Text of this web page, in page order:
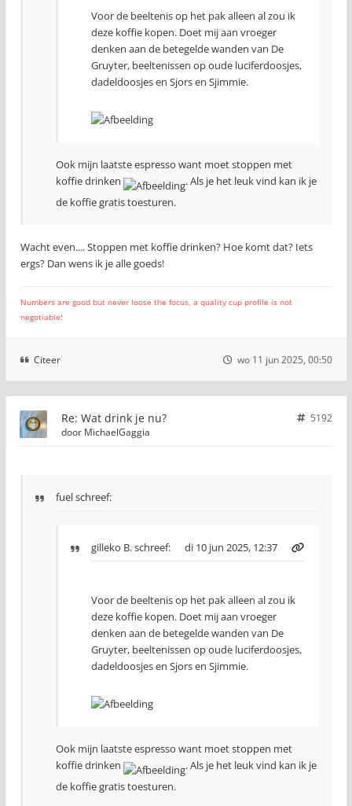
Voor de beeltenis op het pak alleen al zou ik
deze koffie kopen. Doet mij aan vroeger
denken aan de betegelde wanden van De
Gruyter, beeltenissen op oude luciferdoosjes,
dadeldoosjes en Sjors en Sjimmie.
Ook mijn laatste espresso want moet stoppen met
koffie drinken
. Als je het leuk vind kan ik je
de koffie gratis toesturen.
Wacht even.... Stoppen met koffie drinken? Hoe komt dat? Iets
ergs? Dan wens ik je alle goeds!
Numbers are good but never loose the focus, a quality cup profile is not
negotiable!
Citeer wo 11 jun 2025, 00:50
Re: Wat drink je nu?
5192
door MichaelGaggia
fuel schreef:
gilleko B.schreef: di 10 jun 2025, 12:37
Voor de beeltenis op het pak alleen al zou ik
deze koffie kopen. Doet mij aan vroeger
denken aan de betegelde wanden van De
Gruyter, beeltenissen op oude luciferdoosjes,
dadeldoosjes en Sjors en Sjimmie.
Ook mijn laatste espresso want moet stoppen met
koffie drinken
. Als je het leuk vind kan ik je
de koffie gratis toesturen.